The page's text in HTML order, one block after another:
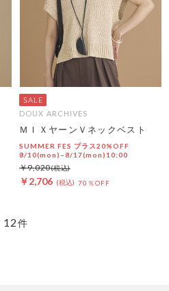
DOUX ARCHIVES
ＭＩＸヤーンＶネックベスト
SUMMER FES プラス20%OFF
8/10(mon)~8/17(mon)10:00
￥2,706 70％OFF
￥9,020
12件